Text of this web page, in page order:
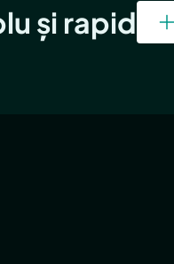
și rapid